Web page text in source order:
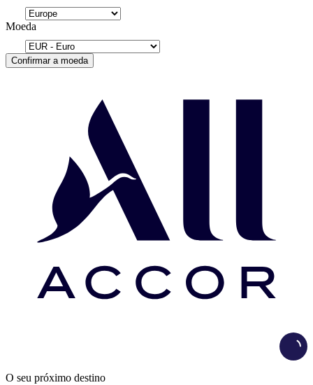
Moeda
Confirmar a moeda
O seu próximo destino